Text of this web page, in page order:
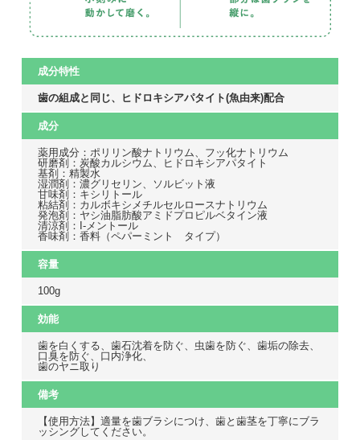
成分特性
歯の組成と同じ、ヒドロキシアパタイト(魚由来)配合
成分
薬用成分：ポリリン酸ナトリウム、フッ化ナトリウム
研磨剤：炭酸カルシウム、ヒドロキシアパタイト
基剤：精製水
湿潤剤：濃グリセリン、ソルビット液
甘味剤：キシリトール
粘結剤：カルボキシメチルセルロースナトリウム
発泡剤：ヤシ油脂肪酸アミドプロピルベタイン液
清涼剤：I-メントール
香味剤：香料（ペパーミント タイプ）
容量
100g
効能
歯を白くする、歯石沈着を防ぐ、虫歯を防ぐ、歯垢の除去、
口臭を防ぐ、口内浄化、
歯のヤニ取り
備考
【使用方法】適量を歯ブラシにつけ、歯と歯茎を丁寧にブラ
ッシングしてください。